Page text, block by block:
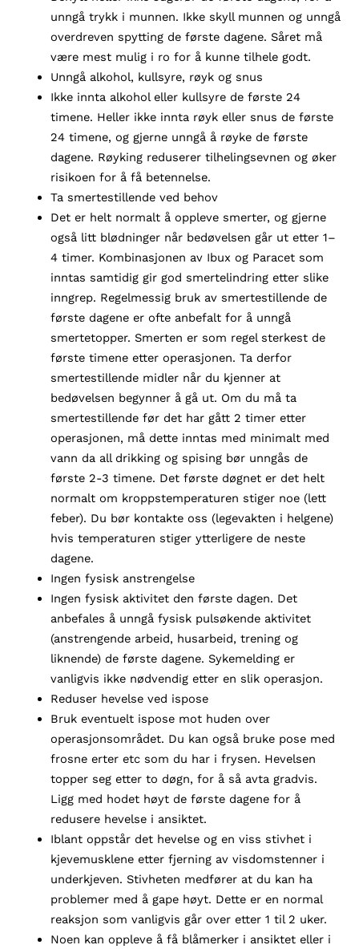
unngå trykk i munnen. Ikke skyll munnen og unngå
overdreven spytting de første dagene. Såret må
være mest mulig i ro for å kunne tilhele godt.
Unngå alkohol, kullsyre, røyk og snus
Ikke innta alkohol eller kullsyre de første 24
timene. Heller ikke innta røyk eller snus de første
24 timene, og gjerne unngå å røyke de første
dagene. Røyking reduserer tilhelingsevnen og øker
risikoen for å få betennelse.
Ta smertestillende ved behov
Det er helt normalt å oppleve smerter, og gjerne
også litt blødninger når bedøvelsen går ut etter 1–
4 timer. Kombinasjonen av Ibux og Paracet som
inntas samtidig gir god smertelindring etter slike
inngrep. Regelmessig bruk av smertestillende de
første dagene er ofte anbefalt for å unngå
smertetopper. Smerten er som regel sterkest de
første timene etter operasjonen. Ta derfor
smertestillende midler når du kjenner at
bedøvelsen begynner å gå ut. Om du må ta
smertestillende før det har gått 2 timer etter
operasjonen, må dette inntas med minimalt med
vann da all drikking og spising bør unngås de
første 2-3 timene. Det første døgnet er det helt
normalt om kroppstemperaturen stiger noe (lett
feber). Du bør kontakte oss (legevakten i helgene)
hvis temperaturen stiger ytterligere de neste
dagene.
Ingen fysisk anstrengelse
Ingen fysisk aktivitet den første dagen. Det
anbefales å unngå fysisk pulsøkende aktivitet
(anstrengende arbeid, husarbeid, trening og
liknende) de første dagene. Sykemelding er
vanligvis ikke nødvendig etter en slik operasjon.
Reduser hevelse ved ispose
Bruk eventuelt ispose mot huden over
operasjonsområdet. Du kan også bruke pose med
frosne erter etc som du har i frysen. Hevelsen
topper seg etter to døgn, for å så avta gradvis.
Ligg med hodet høyt de første dagene for å
redusere hevelse i ansiktet.
Iblant oppstår det hevelse og en viss stivhet i
kjevemusklene etter fjerning av visdomstenner i
underkjeven. Stivheten medfører at du kan ha
problemer med å gape høyt. Dette er en normal
reaksjon som vanligvis går over etter 1 til 2 uker.
Noen kan oppleve å få blåmerker i ansiktet eller i